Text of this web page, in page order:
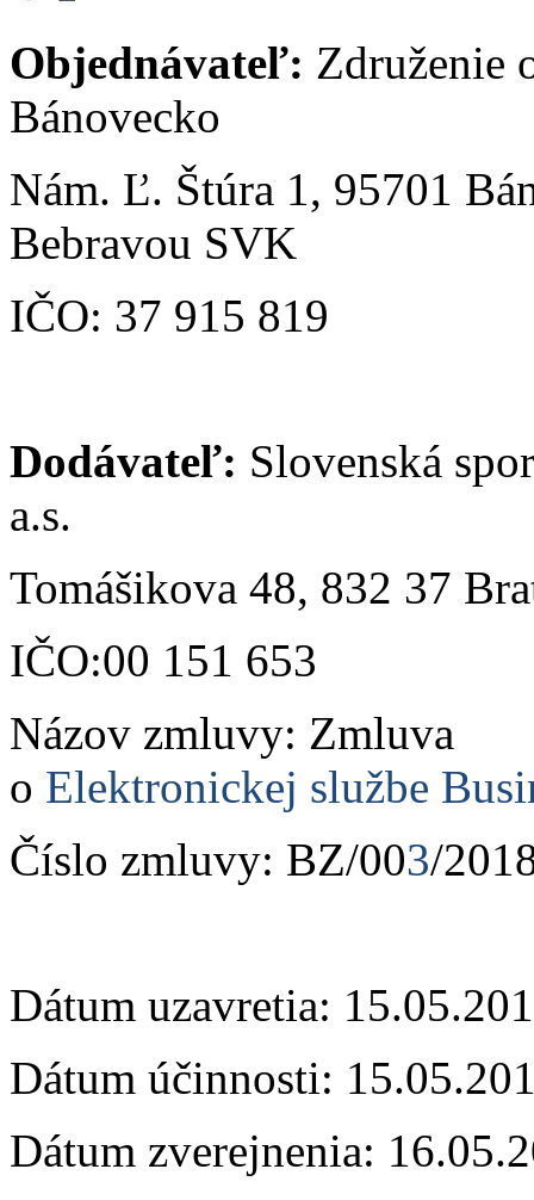
Objednávateľ: Združenie
Bánovecko
Nám. Ľ. Štúra 1, 95701
Bebravou SVK
IČO: 37 915 819
Dodávateľ: Slovenská
a.s.
Tomášikova 48, 832 37
IČO:00 151 653
Názov zmluvy: Zmluva
o Elektronickej službe
Číslo zmluvy: BZ/003/
Dátum uzavretia:
Dátum účinnosti:
Dátum zverejnenia: